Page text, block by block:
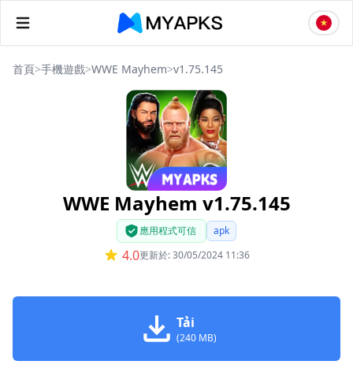
首頁>手機遊戲>WWE Mayhem>v1.75.145
WWE Mayhem v1.75.145
應用程式可信 apk
4.0更新於: 30/05/2024 11:36
Tải
(240 MB)